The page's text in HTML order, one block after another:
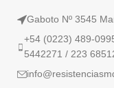
Gaboto Nº 3545
+54 (0223) 489-
5442271 / 223